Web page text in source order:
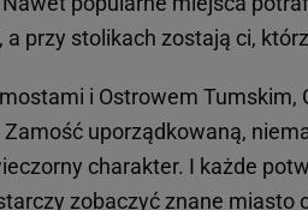
a przy stolikach zostają ci,
i Ostrowem Tumskim,
uporządkowaną,
charakter. I każde
zobaczyć znane miasto